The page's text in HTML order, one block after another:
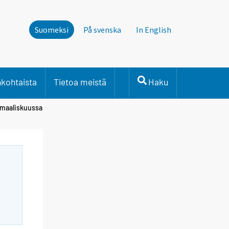
Suomeksi På svenska In English
Tietoa meistä Haku